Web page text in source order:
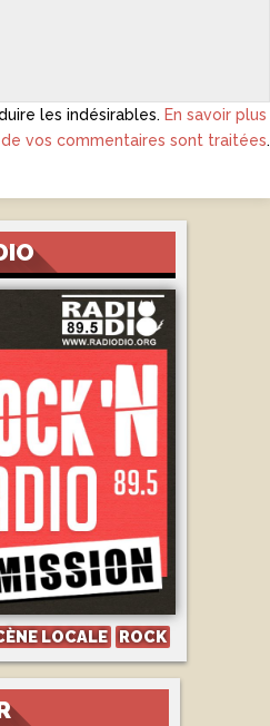
les indésirables. En savoir plus
vos commentaires sont traitées.
ROCK
LOCALE